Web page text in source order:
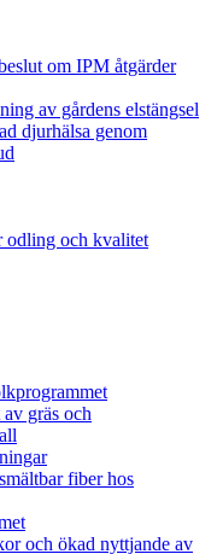
om IPM åtgärder
av gårdens elstängsel
djurhälsa genom
odling och kvalitet
gräs och
fiber hos
och ökad nyttjande av